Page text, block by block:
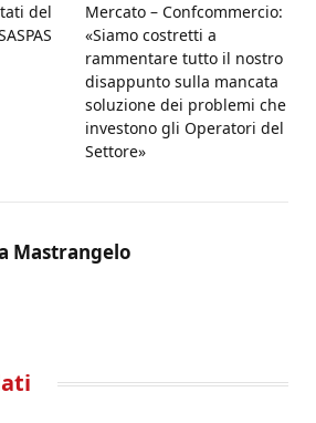
del
Mercato – Confcommercio:
«Siamo costretti a
rammentare tutto il nostro
disappunto sulla mancata
soluzione dei problemi che
investono gli Operatori del
Settore»
Mastrangelo